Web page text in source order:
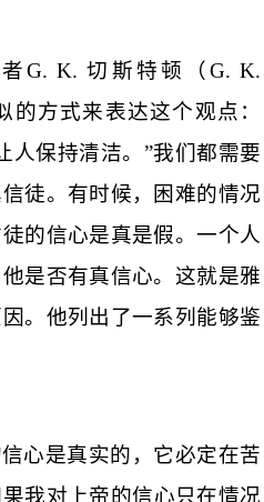
G. K.切斯特顿（G. K.
的方式来表达这个观点：
人保持清洁。 ”我们都需要
徒。有时候，困难的情况
的信心是真是假。一个人
是否有真信心。这就是雅
。他列出了一系列能够鉴
心是真实的， 它必定在苦
我对上帝的信心只在情况